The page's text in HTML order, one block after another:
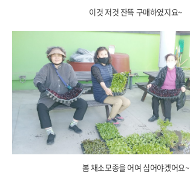
이것 저것 잔뜩 구매하였지요~
봄 채소모종을 어여 심어야겠어요~